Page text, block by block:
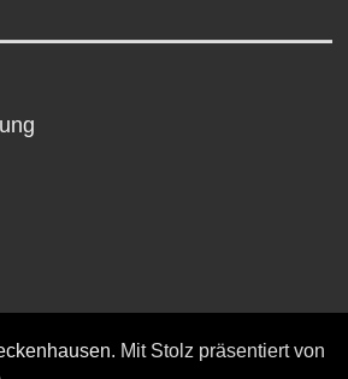
. Mit Stolz präsentiert von